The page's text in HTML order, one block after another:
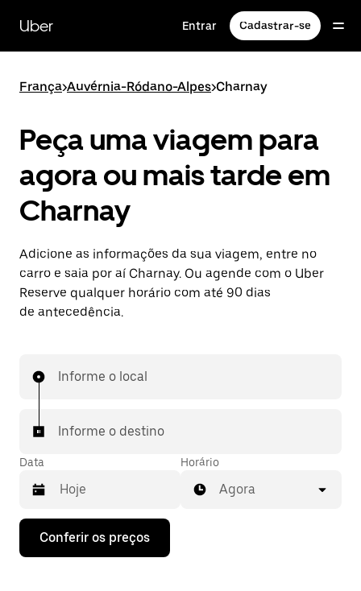
para
conteúdo
Uber Entrar Cadastrar-se
França>Auvérnia-Ródano-Alpes>Charnay
Peça uma viagem para
agora ou mais tarde em
Charnay
Adicione as informações da sua viagem, entre no
carro e saia por aí Charnay. Ou agende com o Uber
Reserve qualquer horário com até 90 dias
de antecedência.
Informe o local
Informe o destino
Data
Pressione
seta
Horário
Agora
Conferir os preços